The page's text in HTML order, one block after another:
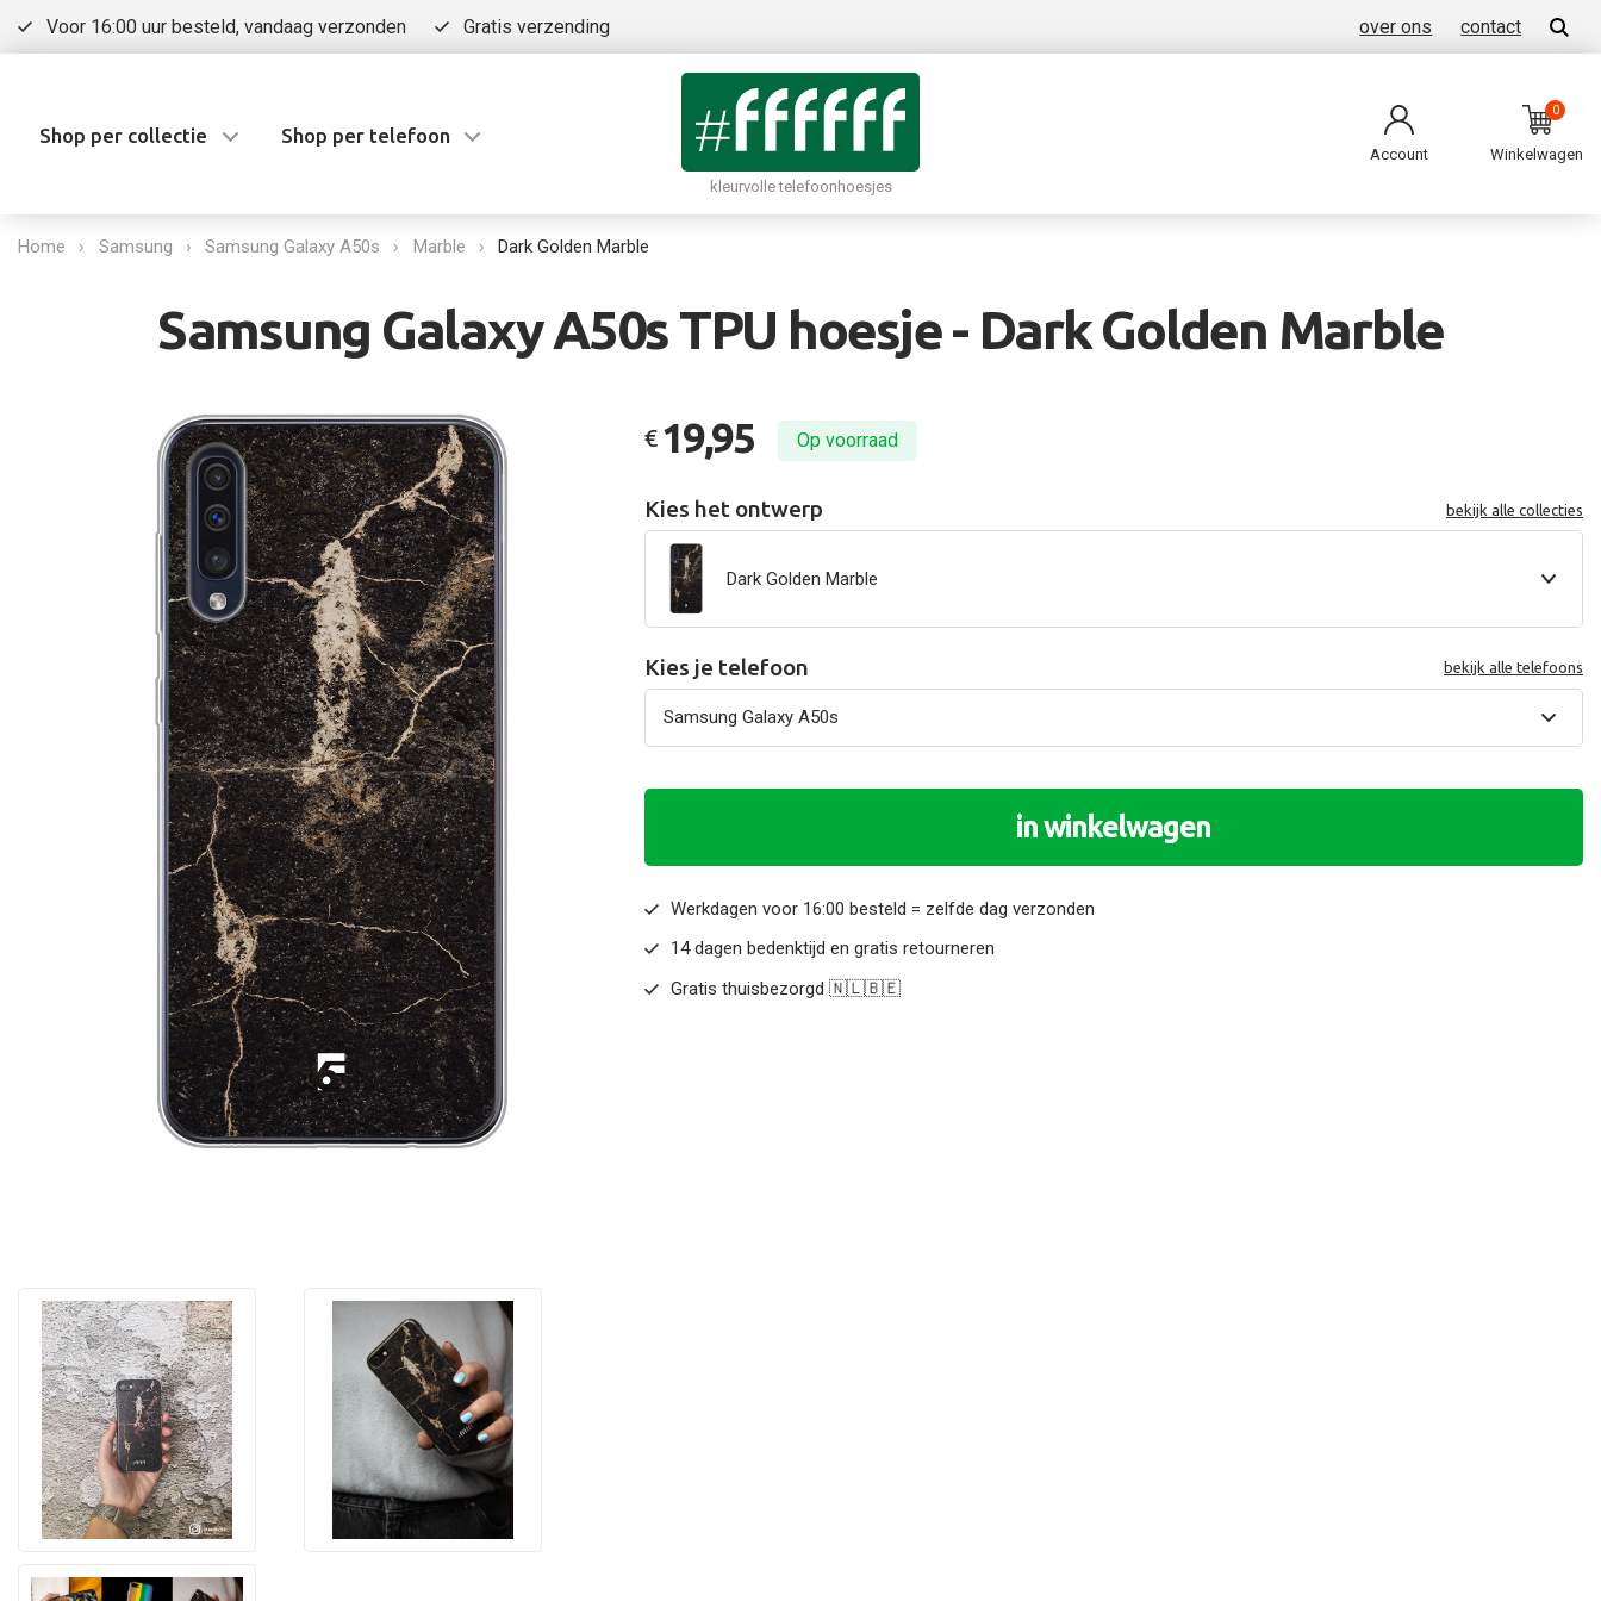
Voor 16:00 uur besteld, vandaag verzonden Gratis verzending over ons contact
Shop per collectie Shop per telefoon
kleurvolle telefoonhoesjes
Account
0
Winkelwagen
Home Samsung Samsung Galaxy A50s Marble Dark Golden Marble
Samsung Galaxy A50s TPU hoesje - Dark Golden Marble
€ 19,95 Op voorraad
Kies het ontwerp bekijk alle collecties
Dark Golden Marble
Kies je telefoon bekijk alle telefoons
in winkelwagen
Werkdagen voor 16:00 besteld = zelfde dag verzonden
14 dagen bedenktijd en gratis retourneren
Gratis thuisbezorgd 🇳🇱🇧🇪